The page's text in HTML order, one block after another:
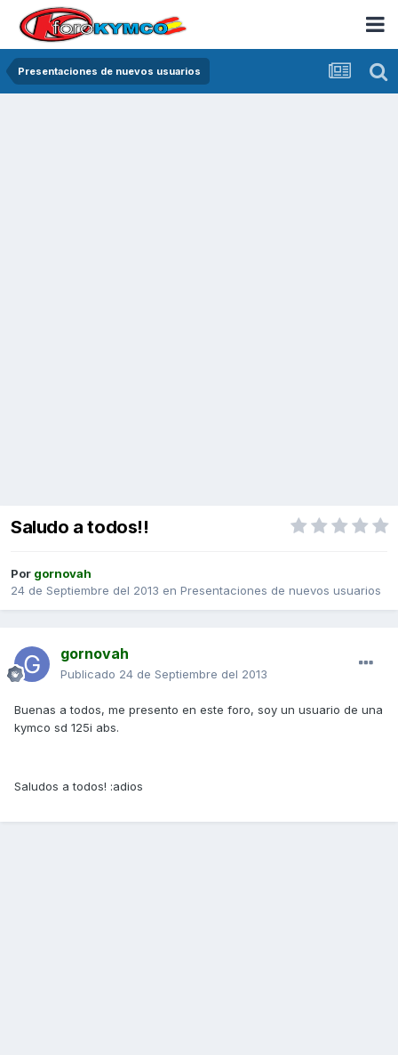
Presentaciones de nuevos usuarios
Saludo a todos!!
Por gornovah
24 de Septiembre del 2013 en Presentaciones de nuevos usuarios
gornovah
Publicado 24 de Septiembre del 2013
Buenas a todos, me presento en este foro, soy un usuario de una
kymco sd 125i abs.
Saludos a todos! :adios